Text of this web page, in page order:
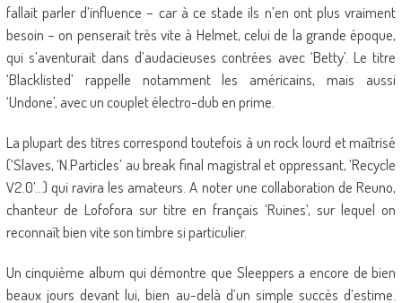
fallait parler d’influence – car à ce stade ils n’en ont plus vraiment
besoin – on penserait très vite à Helmet, celui de la grande époque,
qui s’aventurait dans d’audacieuses contrées avec ‘Betty’. Le titre
‘Blacklisted’ rappelle notamment les américains, mais aussi
‘Undone’, avec un couplet électro-dub en prime.
La plupart des titres correspond toutefois à un rock lourd et maîtrisé
(‘Slaves, ‘N.Particles’ au break final magistral et oppressant, ‘Recycle
V2.0’…) qui ravira les amateurs. A noter une collaboration de Reuno,
chanteur de Lofofora sur titre en français ‘Ruines’, sur lequel on
reconnaît bien vite son timbre si particulier.
Un cinquième album qui démontre que Sleeppers a encore de bien
beaux jours devant lui, bien au-delà d’un simple succès d’estime.